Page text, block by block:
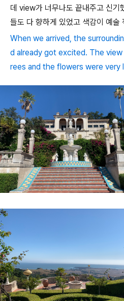
데 view가 너무나도 끝내주고 신
들도 다 향하게 있었고 색감이 예술
When we arrived, the
d already got excited. The
rees and the flowers were very